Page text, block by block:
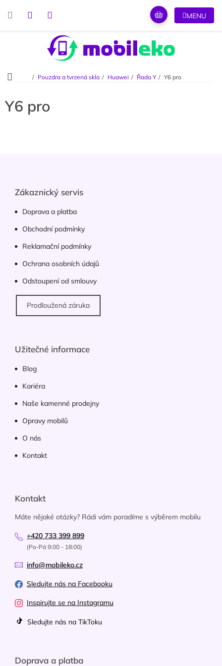
Domů
Pouzdra a tvrzená skla Huawei Řada Y Y6 pro
Y6 pro
Zákaznický servis
Doprava a platba
Obchodní podmínky
Reklamační podmínky
Ochrana osobních údajů
Odstoupení od smlouvy
Prodloužená záruka
Užitečné informace
Blog
Kariéra
Naše kamenné prodejny
Opravy mobilů
O nás
Kontakt
Kontakt
Máte nějaké otázky? Rádi vám poradíme s výběrem mobilu
+420 733 399 899
(Po-Pá 9:00 - 18:00)
info@mobileko.cz
Sledujte nás na Facebooku
Inspirujte se na Instagramu
Sledujte nás na TikToku
Doprava a platba